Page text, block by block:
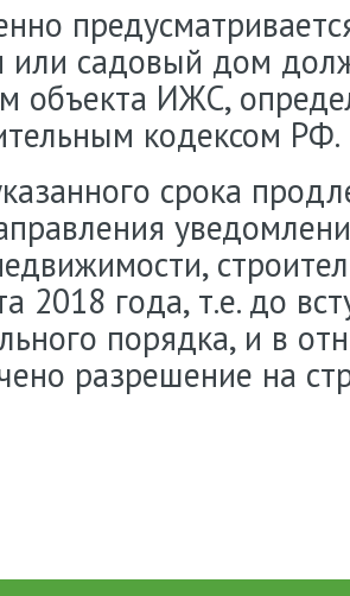
садовый дом
объекта ИЖС,
кодексом РФ.
срока
2018 года, т.е. до
порядка, и в
разрешение на